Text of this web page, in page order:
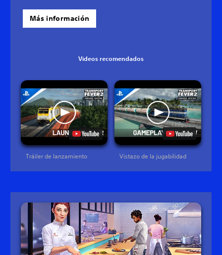
Más información
Videos recomendados
Tráiler de lanzamiento Vistazo de la jugabilidad